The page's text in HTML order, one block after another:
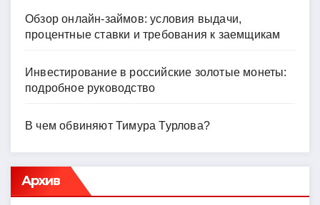
Обзор онлайн-займов: условия выдачи,
процентные ставки и требования к заемщикам
Инвестирование в российские золотые монеты:
подробное руководство
В чем обвиняют Тимура Турлова?
Архив